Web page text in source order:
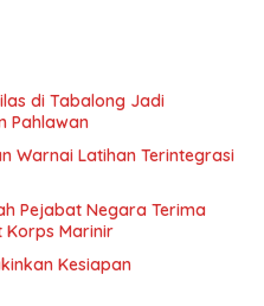
di Tabalong Jadi
Pahlawan
Warnai Latihan Terintegrasi
Pejabat Negara Terima
Korps Marinir